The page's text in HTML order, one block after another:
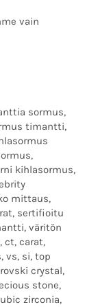
vain
sormus,
timantti,
kihlasormus,
mittaus,
sertifioitu
väritön
carat,
vs, si, top
crystal,
stone,
zirconia,